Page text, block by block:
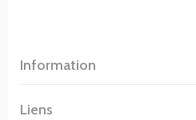
Information
Liens